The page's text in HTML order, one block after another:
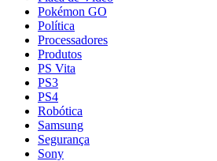
Pokémon GO
Política
Processadores
Produtos
PS Vita
PS3
PS4
Robótica
Samsung
Segurança
Sony